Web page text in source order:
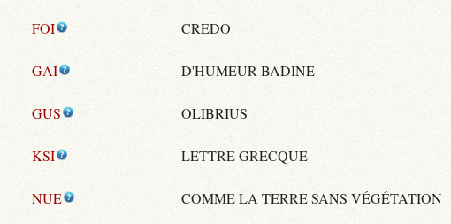
FOI CREDO
GAI D'HUMEUR BADINE
GUS OLIBRIUS
KSI LETTRE GRECQUE
NUE COMME LA TERRE SANS VÉGÉTATION